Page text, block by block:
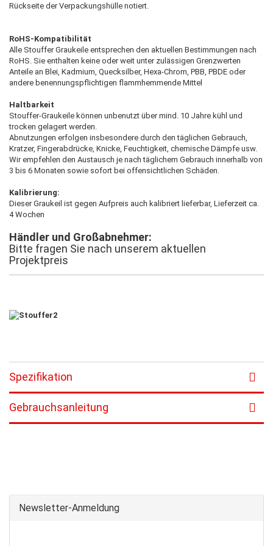
Rückseite der Verpackungshülle notiert.
RoHS-Kompatibilität
Alle Stouffer Graukeile entsprechen den aktuellen Bestimmungen nach
RoHS. Sie enthalten keine oder weit unter zulässigen Grenzwerten
Anteile an Blei, Kadmium, Quecksilber, Hexa-Chrom, PBB, PBDE oder
andere benennungspflichtigen flammhemmende Mittel
Haltbarkeit
Stouffer-Graukeile können unbenutzt über mind. 10 Jahre kühl und
trocken gelagert werden.
Abnutzungen erfolgen insbesondere durch den täglichen Gebrauch,
Kratzer, Fingerabdrücke, Knicke, Feuchtigkeit, chemische Dämpfe usw.
Wir empfehlen den Austausch je nach täglichem Gebrauch innerhalb von
3 bis 6 Monaten sowie sofort bei offensichtlichen Schäden.
Kalibrierung:
Dieser Graukeil ist gegen Aufpreis auch kalibriert lieferbar, Lieferzeit ca.
4 Wochen
Händler und Großabnehmer:
Bitte fragen Sie nach unserem aktuellen
Projektpreis
Spezifikation
Gebrauchsanleitung
Newsletter-Anmeldung